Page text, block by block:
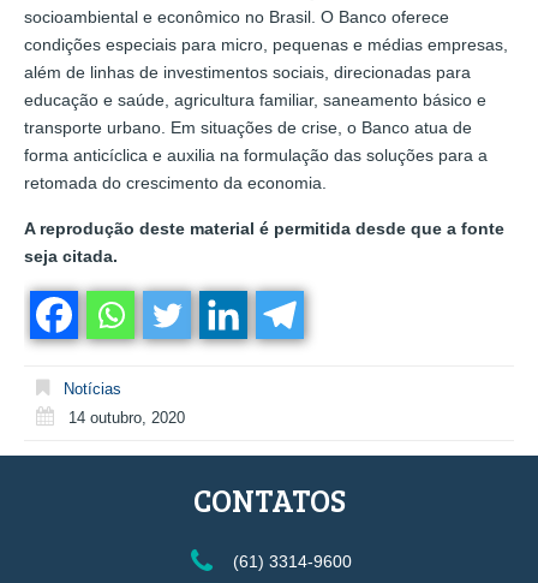
socioambiental e econômico no Brasil. O Banco oferece
condições especiais para micro, pequenas e médias empresas,
além de linhas de investimentos sociais, direcionadas para
educação e saúde, agricultura familiar, saneamento básico e
transporte urbano. Em situações de crise, o Banco atua de
forma anticíclica e auxilia na formulação das soluções para a
retomada do crescimento da economia.
A reprodução deste material é permitida desde que a fonte
seja citada.
Notícias
14 outubro, 2020
CONTATOS
(61) 3314-9600